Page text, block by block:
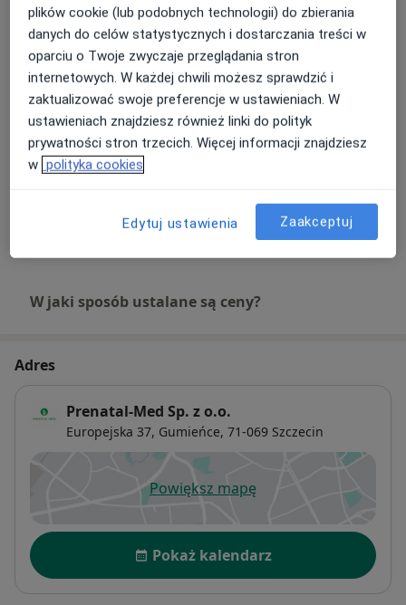
Kolposkopia+wycinki
Od 800 zł Szczegóły
Konsultacja ginekologiczna + cytologia
cienkowarstwowa LBC
230 zł Szczegóły
Konsultacja ginekologiczna + cytologia LBC + HPV (14)
W jaki sposób ustalane są ceny?
Adres
Prenatal-Med Sp. z o.o.
Europejska 37, Gumieńce, 71-069 Szczecin
Powiększ mapęotwiera się w nowej karcie
Dostępność
Pokaż kalendarz
plików cookie (lub podobnych technologii) do zbierania
danych do celów statystycznych i dostarczania treści w
oparciu o Twoje zwyczaje przeglądania stron
internetowych. W każdej chwili możesz sprawdzić i
zaktualizować swoje preferencje w ustawieniach. W
ustawieniach znajdziesz również linki do polityk
prywatności stron trzecich. Więcej informacji znajdziesz
w polityka cookies
Edytuj ustawienia Zaakceptuj